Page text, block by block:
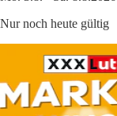
Nur noch heute gültig